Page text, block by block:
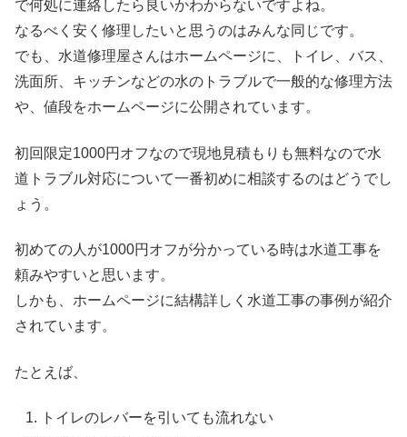
で何処に連絡したら良いかわからないですよね。
なるべく安く修理したいと思うのはみんな同じです。
でも、水道修理屋さんはホームページに、トイレ、バス、
洗面所、キッチンなどの水のトラブルで一般的な修理方法
や、値段をホームページに公開されています。
初回限定1000円オフなので現地見積もりも無料なので水
道トラブル対応について一番初めに相談するのはどうでし
ょう。
初めての人が1000円オフが分かっている時は水道工事を
頼みやすいと思います。
しかも、ホームページに結構詳しく水道工事の事例が紹介
されています。
たとえば、
トイレのレバーを引いても流れない